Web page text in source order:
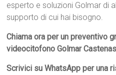
esperto e soluzioni Golmar di
supporto di cui hai bisogno.
Chiama ora per un preventivo
videocitofono Golmar
Scrivici su WhatsApp per una